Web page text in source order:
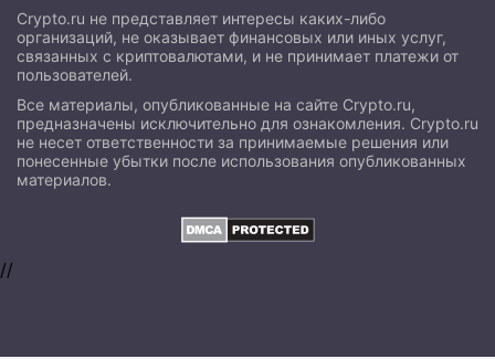
Crypto.ru не представляет интересы каких-либо
организаций, не оказывает финансовых или иных услуг,
связанных с криптовалютами, и не принимает платежи от
пользователей.
Все материалы, опубликованные на сайте Crypto.ru,
предназначены исключительно для ознакомления. Crypto.ru
не несет ответственности за принимаемые решения или
понесенные убытки после использования опубликованных
материалов.
//